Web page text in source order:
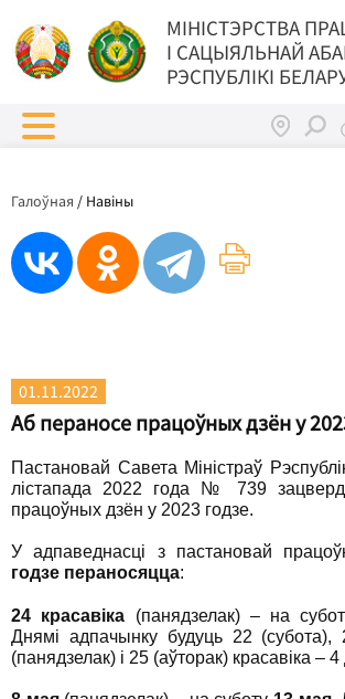
МIНIСТЭРСТВА
I САЦЫЯЛЬНАЙ
РЭСПУБЛІКІ
Галоўная / Навіны
01.11.2022
Аб пераносе працоўных дзён у
Пастановай Савета Міністраў
лістапада 2022 года № 739
працоўных дзён у 2023 годзе.
У адпаведнасці з пастановай
годзе пераносяцца:
24 красавіка (панядзелак) – на
Днямі адпачынку будуць 22 (субота),
(панядзелак) і 25 (аўторак) красавіка – 4